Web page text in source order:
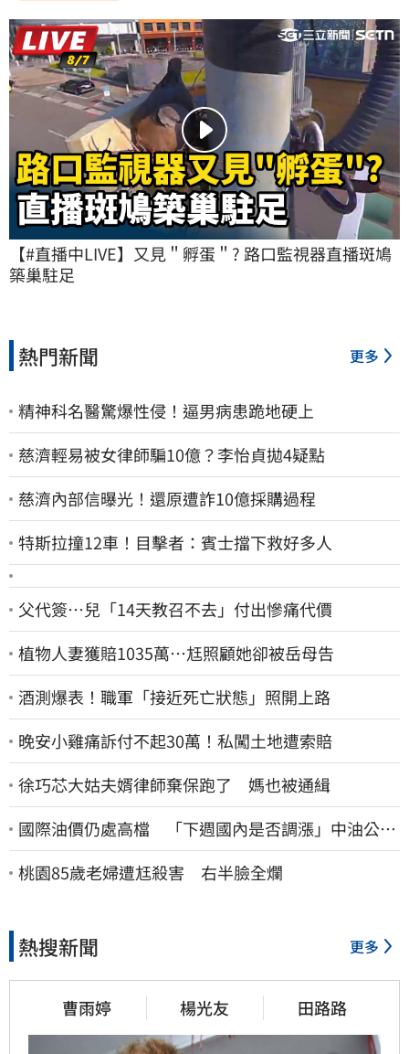
【#直播中LIVE】又見＂孵蛋＂? 路口監視器直播斑鳩
築巢駐足
熱門新聞 更多
精神科名醫驚爆性侵！逼男病患跪地硬上
慈濟輕易被女律師騙10億？李怡貞拋4疑點
慈濟內部信曝光！還原遭詐10億採購過程
特斯拉撞12車！目擊者：賓士擋下救好多人
父代簽…兒「14天教召不去」付出慘痛代價
植物人妻獲賠1035萬…尪照顧她卻被岳母告
酒測爆表！職軍「接近死亡狀態」照開上路
晚安小雞痛訴付不起30萬！私闖土地遭索賠
徐巧芯大姑夫婿律師棄保跑了 媽也被通緝
國際油價仍處高檔 「下週國內是否調漲」中油公布
了
桃園85歲老婦遭尪殺害 右半臉全爛
熱搜新聞 更多
曹雨婷 楊光友 田路路